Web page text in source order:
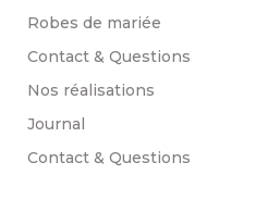
Robes de mariée
Contact & Questions
Nos réalisations
Journal
Contact & Questions